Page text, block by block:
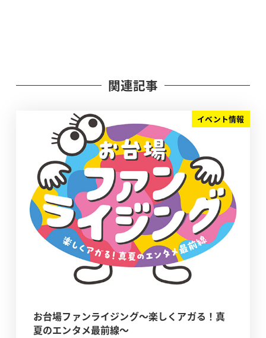
関連記事
イベント情報
お台場ファンライジング～楽しくアガる！真
夏のエンタメ最前線～